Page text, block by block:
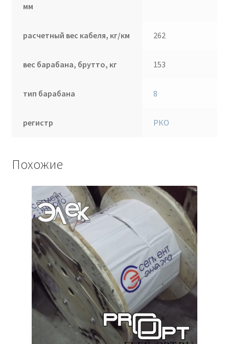
мм
расчетный вес кабеля, кг/км 262
вес барабана, брутто, кг 153
тип барабана 8
регистр РКО
Похожие